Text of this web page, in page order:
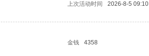
上次活动时间
2026-8-5 09:10
金钱
4358